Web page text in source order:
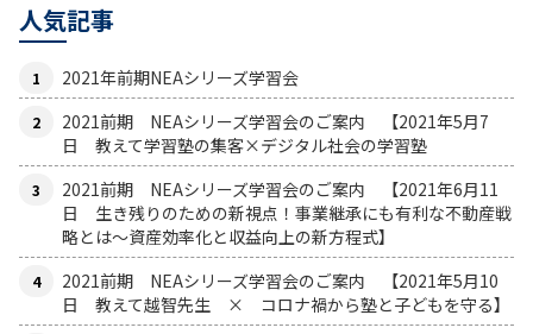
人気記事
2021年前期NEAシリーズ学習会
2021前期 NEAシリーズ学習会のご案内 【2021年5月7
日 教えて学習塾の集客×デジタル社会の学習塾
2021前期 NEAシリーズ学習会のご案内 【2021年6月11
日 生き残りのための新視点！事業継承にも有利な不動産戦
略とは〜資産効率化と収益向上の新方程式】
2021前期 NEAシリーズ学習会のご案内 【2021年5月10
日 教えて越智先生 × コロナ禍から塾と子どもを守る】